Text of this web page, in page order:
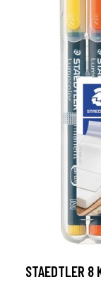
STAEDTLER 8